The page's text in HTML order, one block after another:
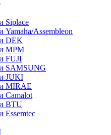
Siplace
Yamaha/Assembleon
DEK
MPM
FUJI
SAMSUNG
JUKI
MIRAE
Camalot
BTU
Essemtec